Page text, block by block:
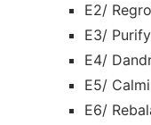
E2/
E3/
E4/
E5/
E6/